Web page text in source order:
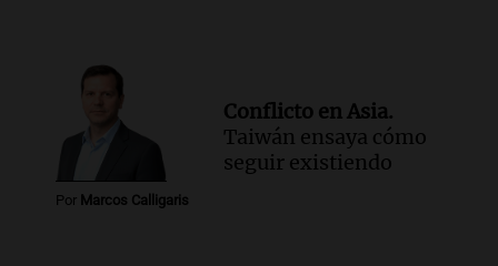
involucrados y cinco heridos
Audio.
Carlos Saavedra Paredes:
exconvicto con antecedentes en el Cenaf
y su relación con la niñez
Por Marcos Calligaris
Conflicto en Asia.
Taiwán ensaya cómo
seguir existiendo